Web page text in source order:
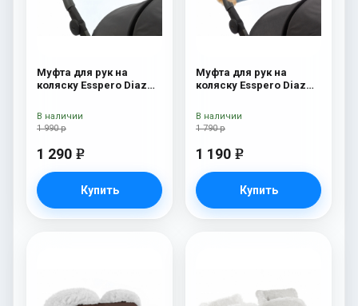
Муфта для рук на
коляску Esspero Diaz
шерсть) Blue Mountain
1 990 р
1 290 e
Купить
В наличии
Муфта для рук на
коляску Esspero Diaz
Blue Mountain
1 790 р
1 190 e
Купить
В наличии